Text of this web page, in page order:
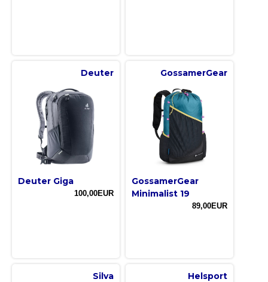
Deuter
Deuter Giga
100,00EUR
GossamerGear
GossamerGear
Minimalist 19
89,00EUR
Silva Helsport